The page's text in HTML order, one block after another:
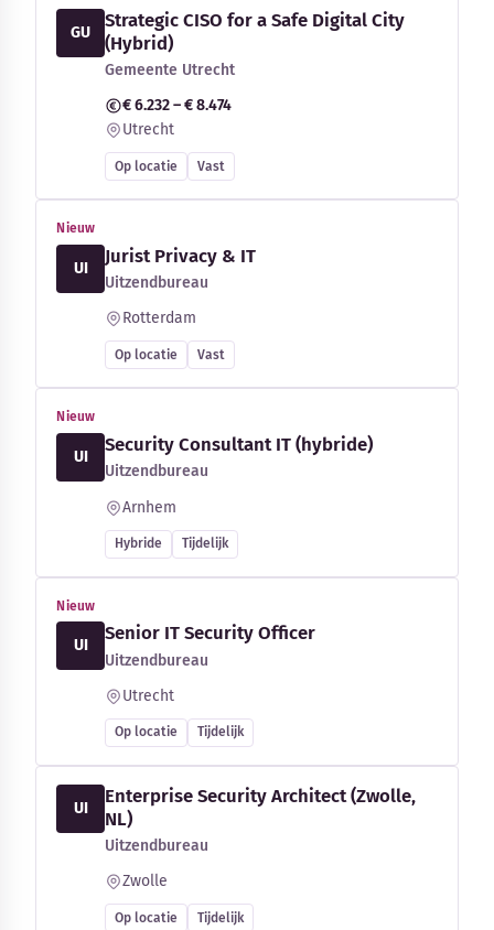
GU
Strategic CISO for a Safe Digital City
(Hybrid)
Gemeente Utrecht
€ 6.232 – € 8.474
Utrecht
Op locatie Vast
Nieuw
UI
Jurist Privacy & IT
Uitzendbureau
Rotterdam
Op locatie Vast
Nieuw
UI
Security Consultant IT (hybride)
Uitzendbureau
Arnhem
Hybride Tijdelijk
Nieuw
UI
Senior IT Security Officer
Uitzendbureau
Utrecht
Op locatie Tijdelijk
UI
Enterprise Security Architect (Zwolle,
NL)
Uitzendbureau
Zwolle
Op locatie Tijdelijk